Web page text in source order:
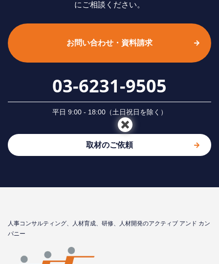
にご相談ください。
お問い合わせ・資料請求
03-6231-9505
平⽇ 9:00 - 18:00（⼟⽇祝⽇を除く）
取材のご依頼
⼈事コンサルティング、⼈材育成、研修、⼈材開発のアクティブ アンド カン
パニー